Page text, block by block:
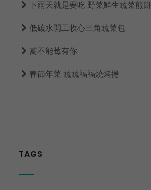
 下雨天就是要吃 野菜鮮生蔬菜煎餅
 低碳水開工收心三角蔬菜包
 萵不能莓有你
 春節年菜 蔬蔬福福燒烤捲
TAGS